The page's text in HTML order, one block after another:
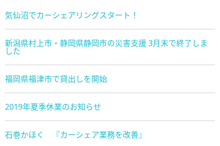
気仙沼でカーシェアリングスタート！
新潟県村上市・静岡県静岡市の災害支援 3月末で終了しま
した
福岡県福津市で貸出しを開始
2019年夏季休業のお知らせ
石巻かほく 『カーシェア業務を改善』